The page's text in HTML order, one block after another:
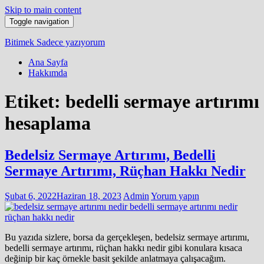
Skip to main content
Toggle navigation
Bitimek Sadece yazıyorum
Ana Sayfa
Hakkımda
Etiket: bedelli sermaye artırımı
hesaplama
Bedelsiz Sermaye Artırımı, Bedelli
Sermaye Artırımı, Rüçhan Hakkı Nedir
Şubat 6, 2022Haziran 18, 2023 Admin Yorum yapın
Bu yazıda sizlere, borsa da gerçekleşen, bedelsiz sermaye artırımı,
bedelli sermaye artırımı, rüçhan hakkı nedir gibi konulara kısaca
değinip bir kaç örnekle basit şekilde anlatmaya çalışacağım.